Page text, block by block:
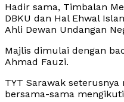
Hadir sama, Timbalan
DBKU dan Hal Ehwal
Ahli Dewan Undangan
Majlis dimulai dengan
Ahmad Fauzi.
TYT Sarawak
bersama-sama